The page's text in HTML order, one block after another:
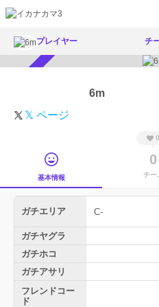
プレイヤー チ
6m
𝕏 ページ
基本情報
0
0
チー
ガチエリア C-
ガチヤグラ
ガチホコ
ガチアサリ
フレンドコー
ド